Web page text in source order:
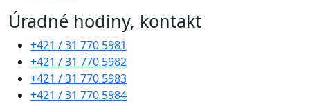
Úradné hodiny, kontakt
+421 / 31 770 5981
+421 / 31 770 5982
+421 / 31 770 5983
+421 / 31 770 5984